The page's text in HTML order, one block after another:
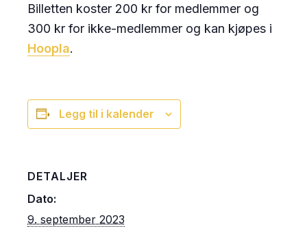
Billetten koster 200 kr for medlemmer og
300 kr for ikke-medlemmer og kan kjøpes i
Hoopla.
Legg til i kalender
DETALJER
Dato:
9. september 2023